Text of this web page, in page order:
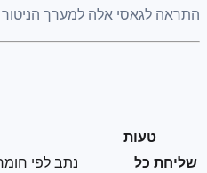
אלה למערך הניטור המודרני